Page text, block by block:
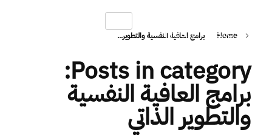
Home برامج العافية النفسية والتطوير...
Posts in category:
برامج العافية النفسية
والتطوير الذاتي